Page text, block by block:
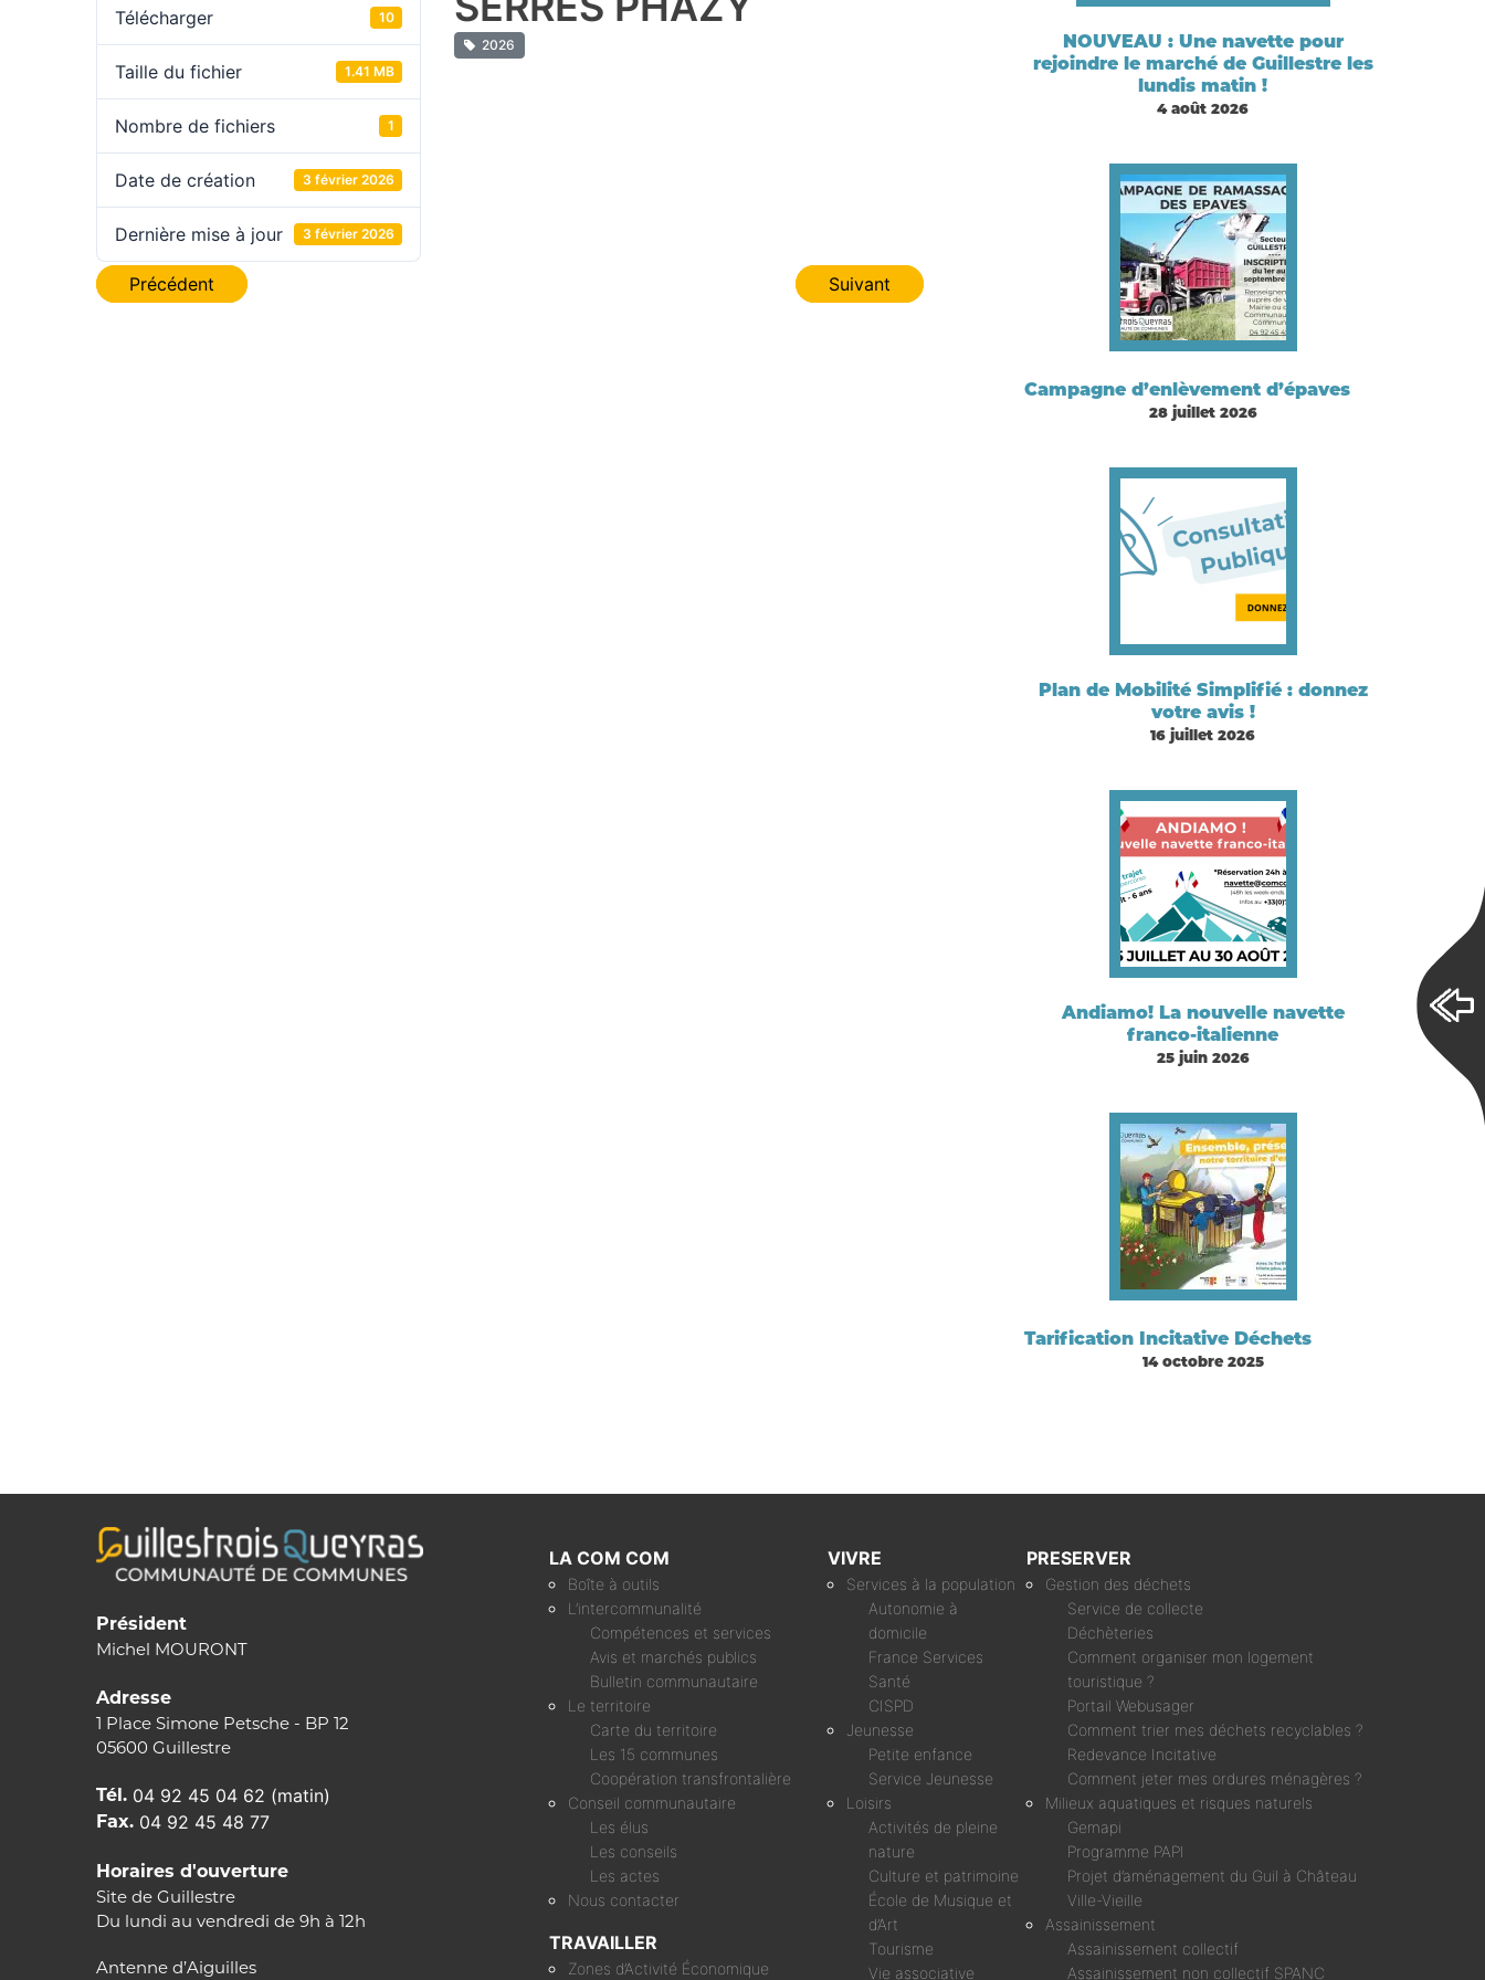
Télécharger 10
Taille du fichier 1.41 MB
Nombre de fichiers 1
Date de création 3 février 2026
Dernière mise à jour 3 février 2026
2026
Navigation
Précédent Suivant
NOUVEAU : Une navette pour
rejoindre le marché de Guillestre les
lundis matin !
4 août 2026
Campagne d’enlèvement d’épaves
28 juillet 2026
Plan de Mobilité Simplifié : donnez
votre avis !
16 juillet 2026
Andiamo! La nouvelle navette
franco-italienne
25 juin 2026
Tarification Incitative Déchets
14 octobre 2025
Président
Michel MOURONT
Adresse
1 Place Simone Petsche - BP 12
05600 Guillestre
Tél. 04 92 45 04 62 (matin)
Fax. 04 92 45 48 77
Horaires d'ouverture
Site de Guillestre
Du lundi au vendredi de 9h à 12h
Antenne d’Aiguilles
LA COM COM
Boîte à outils
L’intercommunalité
Compétences et services
Avis et marchés publics
Bulletin communautaire
Le territoire
Carte du territoire
Les 15 communes
Coopération transfrontalière
Conseil communautaire
Les élus
Les conseils
Les actes
Nous contacter
TRAVAILLER
Zones d’Activité Économique
VIVRE
Services à la population
Autonomie à
domicile
France Services
Santé
CISPD
Jeunesse
Petite enfance
Service Jeunesse
Loisirs
Activités de pleine
nature
Culture et patrimoine
École de Musique et
d’Art
Tourisme
Vie associative
PRESERVER
Gestion des déchets
Service de collecte
Déchèteries
Comment organiser mon logement
touristique ?
Portail Webusager
Comment trier mes déchets recyclables ?
Redevance Incitative
Comment jeter mes ordures ménagères ?
Milieux aquatiques et risques naturels
Gemapi
Programme PAPI
Projet d’aménagement du Guil à Château
Ville-Vieille
Assainissement
Assainissement collectif
Assainissement non collectif SPANC